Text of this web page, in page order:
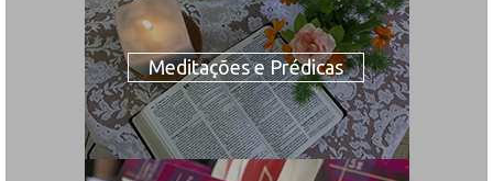
Meditações e Prédicas